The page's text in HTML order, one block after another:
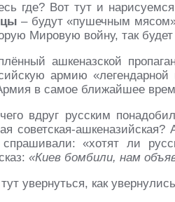
где? Вот тут и
– будут «пушечным
Мировую войну, так
ашкеназской
армию
в самое ближайшее
вдруг русским
советская-
«хотят ли
«Киев бомбили, нам
увернуться, как